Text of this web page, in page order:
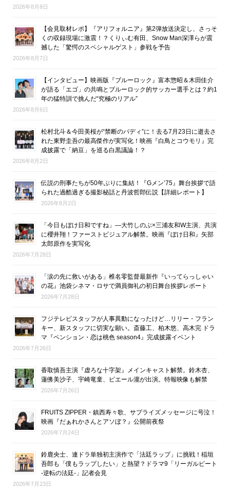
2026年8月8日
【会見取材レポ】『アリフォルニア』第2弾放送決定し、さっそ
くの収録現場に激震！？くりぃむ有田、Snow Man深澤らが震
撼した「驚愕のスペシャルゲスト」参戦を予告
2026年8月7日
【インタビュー】映画版『ブルーロック』富本惣昭＆木田佳介
が語る「エゴ」の共鳴とブルーロック的サッカー選手とは？約1
年の猛特訓で挑んだ“究極のリアル”
2026年8月6日
松村北斗＆今田美桜が“禁断のバディ”に！去る7月23日に逝去さ
れた東野圭吾の最高傑作が実写化！映画『白鳥とコウモリ』完
成披露で「納豆」を巡る白黒議論！？
2026年8月2日
伝説の刑事たちが50年ぶりに集結！『Gメン’75』舞台挨拶で語
られた過酷過ぎる撮影秘話と丹波哲郎伝説【詳細レポート】
2026年8月2日
「今日もぼけ日和ですね」―大竹しのぶ×三浦友和W主演、共演
に櫻井翔！ファーストビジュアル解禁。映画『ぼけ日和』矢部
太郎原作を実写化
2026年7月28日
「涙の先に救いがある」椎名零監督最新作『いってらっしゃい
の花』池袋シネマ・ロサで満員御礼の初日舞台挨拶レポート
2026年7月28日
フジテレビスタッフが人事異動になったけど…リリー・フラン
キー、新スタッフに切実な願い。斎藤工、柏木悠、高木完 ドラ
マ『ペンション・恋は桃色 season4』完成披露イベント
2026年7月26日
香取慎吾主演『虚ろな十字架』メインキャスト解禁。鈴木杏、
蓮佛美沙子、宇崎竜童、ピエール瀧が出演。特報映像も解禁
2026年7月26日
FRUITS ZIPPER・鎮西寿々歌、サプライズメッセージに号泣！
映画『だぁれかさんとアソぼ？』公開前夜祭
2026年7月24日
鈴鹿央士、連ドラ単独初主演作で「法廷ラップ」に挑戦！稲垣
吾郎も「僕もラップしたい」と熱望？ドラマ9「リーガルビート
-逆転の法廷-」記者会見
2026年7月23日